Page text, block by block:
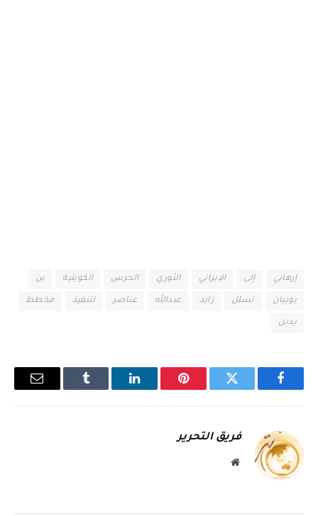
إرهابي إلى الإيراني الثوري الحرس الكويتية بن
بوبيان تسلل زايد عبدالله عناصر لتنفيذ مخطط
يدين
فيسبوك تويتر بينتيريستلينكدإن Tumblr
البريد
فريق التحرير
موقع